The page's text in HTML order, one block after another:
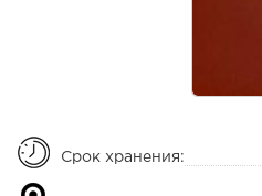
Срок хранения: